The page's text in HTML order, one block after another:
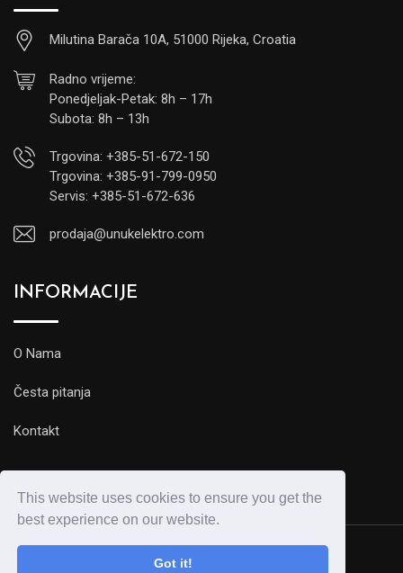
This website uses cookies to ensure you get the
best experience on our website.
Got it!
Milutina Barača 10A, 51000 Rijeka, Croatia
Radno vrijeme:
Ponedjeljak-Petak: 8h – 17h
Subota: 8h – 13h
Trgovina: +385-51-672-150
Trgovina: +385-91-799-0950
Servis: +385-51-672-636
prodaja@unukelektro.com
INFORMACIJE
O Nama
Česta pitanja
Kontakt